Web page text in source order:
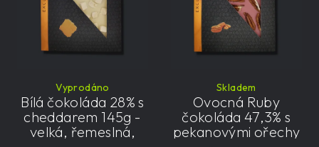
Vyprodáno
Bílá čokoláda 28% s
cheddarem 145g -
velká, řemeslná,
Skladem
Ovocná Ruby
čokoláda 47,3% s
pekanovými ořechy